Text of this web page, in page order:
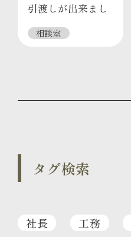
引渡しが出来まし
た
相談室
タグ検索
社長 工務